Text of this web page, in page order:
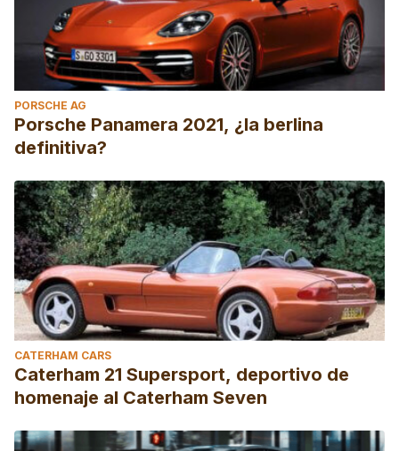
PORSCHE AG
Porsche Panamera 2021, ¿la berlina
definitiva?
CATERHAM CARS
Caterham 21 Supersport, deportivo de
homenaje al Caterham Seven